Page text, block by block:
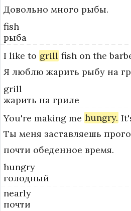
Довольно много рыбы.
fish
рыба
I like to grill fish on the
Я люблю жарить рыбу на
grill
жарить на гриле
You're making me hungry.
Ты меня заставляешь
почти обеденное время.
hungry
голодный
nearly
почти